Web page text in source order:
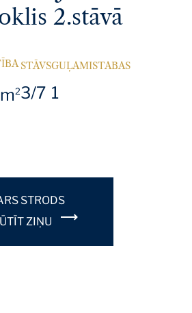
2.stāvā
2
STĀVS
3/7
GUĻAMISTABAS
1
STRODS
ZIŅU